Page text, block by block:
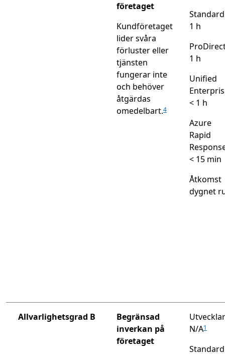
företaget
Kundföretaget
lider svåra
förluster eller
tjänsten
fungerar inte
och behöver
åtgärdas
omedelbart.4
1 h
1 h
Unified
< 1 h
Azure
Rapid
< 15 min
Åtkomst
dygnet
Allvarlighetsgrad B
Begränsad
inverkan på
företaget
N/A1